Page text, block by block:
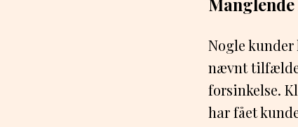
Nogle
nævnt
forsinkelse.
har fået